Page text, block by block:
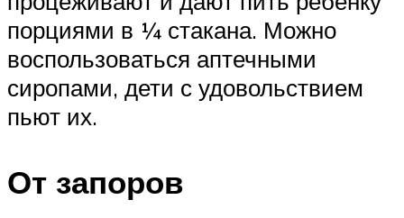
порциями в ¼ стакана. Можно
воспользоваться аптечными
сиропами, дети с удовольствием
пьют их.
От запоров